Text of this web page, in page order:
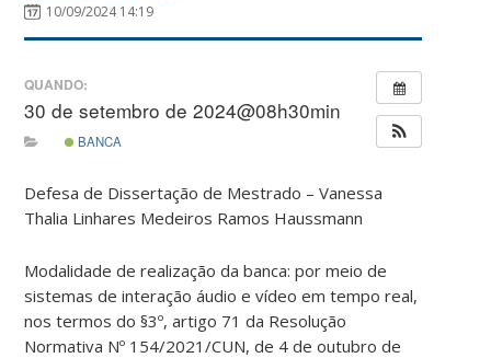
10/09/2024 14:19
QUANDO:
30 de setembro de 2024@08h30min
BANCA
Defesa de Dissertação de Mestrado – Vanessa
Thalia Linhares Medeiros Ramos Haussmann
Modalidade de realização da banca: por meio de
sistemas de interação áudio e vídeo em tempo real,
nos termos do §3º, artigo 71 da Resolução
Normativa Nº 154/2021/CUN, de 4 de outubro de